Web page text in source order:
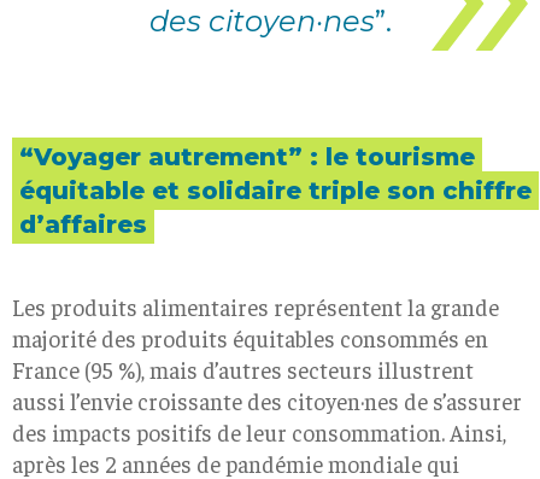
des citoyen·nes”.
“Voyager autrement” : le tourisme
équitable et solidaire triple son chiffre
d’affaires
Les produits alimentaires représentent la grande
majorité des produits équitables consommés en
France (95 %), mais d’autres secteurs illustrent
aussi l’envie croissante des citoyen·nes de s’assurer
des impacts positifs de leur consommation. Ainsi,
après les 2 années de pandémie mondiale qui